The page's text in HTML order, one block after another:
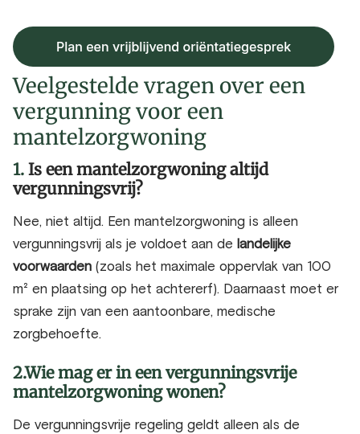
Veelgestelde vragen over een
vergunning voor een
mantelzorgwoning
1. Is een mantelzorgwoning altijd
vergunningsvrij?
Nee, niet altijd. Een mantelzorgwoning is alleen
vergunningsvrij als je voldoet aan de landelijke
voorwaarden (zoals het maximale oppervlak van 100
m² en plaatsing op het achtererf). Daarnaast moet er
sprake zijn van een aantoonbare, medische
zorgbehoefte.
2.Wie mag er in een vergunningsvrije
mantelzorgwoning wonen?
De vergunningsvrije regeling geldt alleen als de